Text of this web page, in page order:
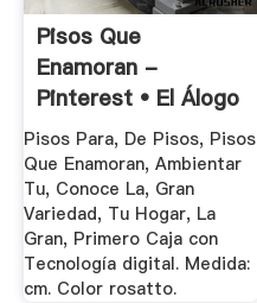
Pisos Que
Enamoran -
Pinterest • El Álogo
.
Pisos Para, De Pisos, Pisos
Que Enamoran, Ambientar
Tu, Conoce La, Gran
Variedad, Tu Hogar, La
Gran, Primero Caja con
Tecnología digital. Medida:
cm. Color rosatto.